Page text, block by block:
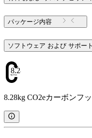
パッケージ内容
ソフトウェア および サポート
8.28
8.28kg CO2eカーボンフ